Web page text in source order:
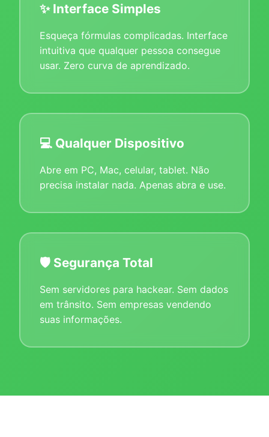
✨ Interface Simples
Esqueça fórmulas complicadas. Interface
intuitiva que qualquer pessoa consegue
usar. Zero curva de aprendizado.
💻 Qualquer Dispositivo
Abre em PC, Mac, celular, tablet. Não
precisa instalar nada. Apenas abra e use.
🛡️ Segurança Total
Sem servidores para hackear. Sem dados
em trânsito. Sem empresas vendendo
suas informações.